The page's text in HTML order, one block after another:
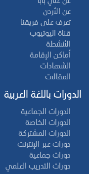
عن الأردن
تعرف على فريقنا
قناة اليوتيوب
الأنشطة
أماكن الإقامة
الشهادات
المقالات
الدورات باللغة العربية
الدورات الجماعية
الدورات الخاصة
الدورات المشتركة
دورات عبر الإنترنت
دورات جماعية
دورات التدريب العلمي